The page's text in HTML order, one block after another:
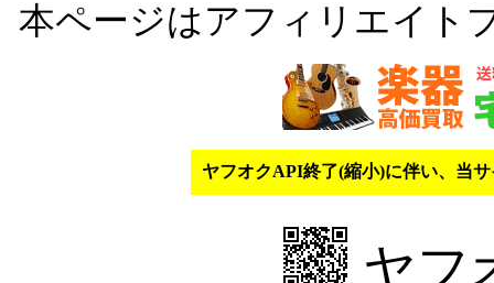
本ページはアフィリエイト
ヤフオクAPI終了(縮小)に伴い、当
ヤフ